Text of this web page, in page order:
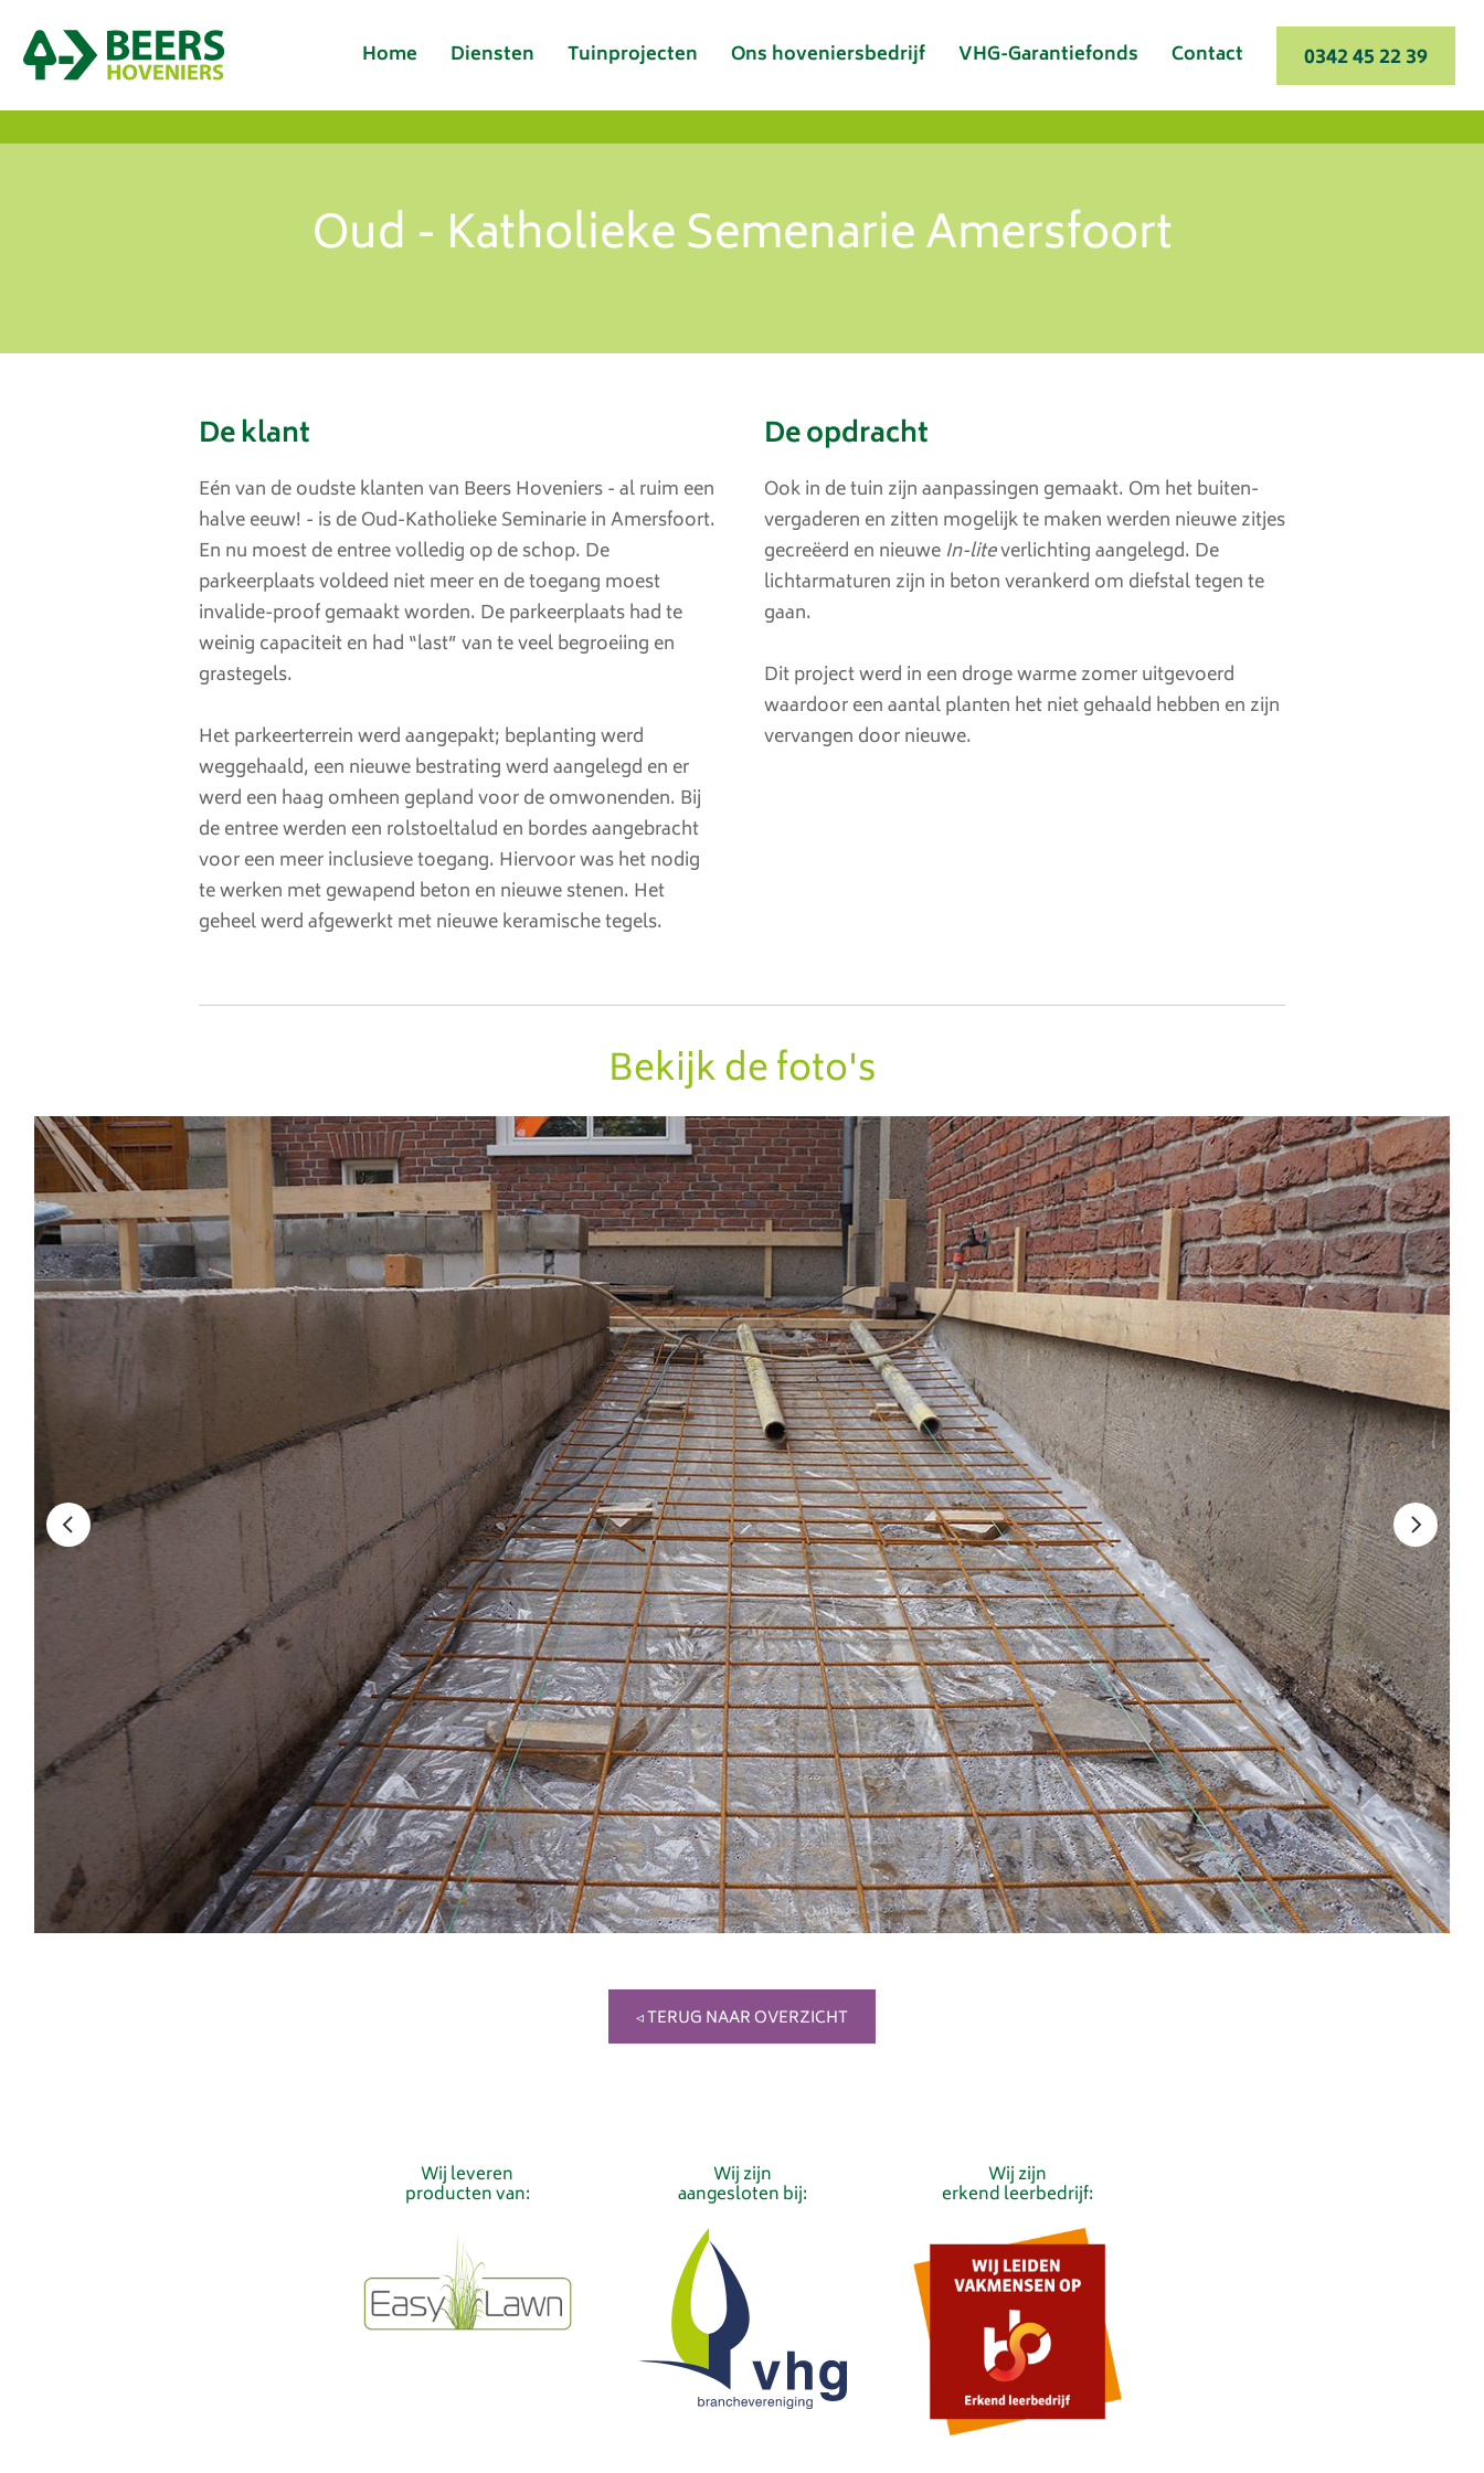
Home Diensten Tuinprojecten Ons hoveniersbedrijf VHG-Garantiefonds Contact 0342 45 22 39
Oud - Katholieke Semenarie Amersfoort
De klant
Eén van de oudste klanten van Beers Hoveniers - al ruim een
halve eeuw! - is de Oud-Katholieke Seminarie in Amersfoort.
En nu moest de entree volledig op de schop. De
parkeerplaats voldeed niet meer en de toegang moest
invalide-proof gemaakt worden. De parkeerplaats had te
weinig capaciteit en had “last” van te veel begroeiing en
grastegels.
Het parkeerterrein werd aangepakt; beplanting werd
weggehaald, een nieuwe bestrating werd aangelegd en er
werd een haag omheen gepland voor de omwonenden. Bij
de entree werden een rolstoeltalud en bordes aangebracht
voor een meer inclusieve toegang. Hiervoor was het nodig
te werken met gewapend beton en nieuwe stenen. Het
geheel werd afgewerkt met nieuwe keramische tegels.
De opdracht
Ook in de tuin zijn aanpassingen gemaakt. Om het buiten-
vergaderen en zitten mogelijk te maken werden nieuwe zitjes
gecreëerd en nieuweIn-liteverlichting aangelegd. De
lichtarmaturen zijn in beton verankerd om diefstal tegen te
gaan.
Dit project werd in een droge warme zomer uitgevoerd
waardoor een aantal planten het niet gehaald hebben en zijn
vervangen door nieuwe.
Bekijk de foto's
◃ TERUG NAAR OVERZICHT
Wij leveren
producten van:
Wij zijn
aangesloten bij:
Wij zijn
erkend leerbedrijf: